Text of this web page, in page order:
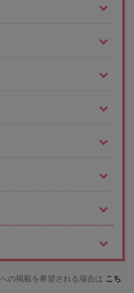
の掲載を希望される場合は こち